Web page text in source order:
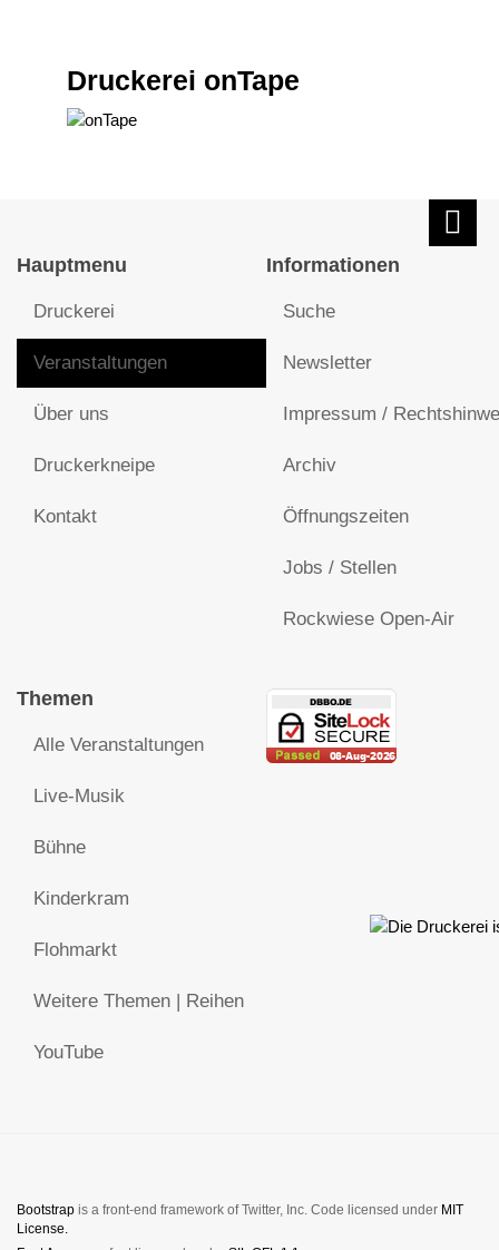
Druckerei onTape
Hauptmenu
Druckerei
Veranstaltungen
Über uns
Druckerkneipe
Kontakt
Informationen
Suche
Newsletter
Impressum /
Archiv
Öffnungszeiten
Jobs / Stellen
Rockwiese Open-Air
Themen
Alle Veranstaltungen
Live-Musik
Bühne
Kinderkram
Flohmarkt
Weitere Themen | Reihen
YouTube
Bootstrap is a front-end framework of Twitter, Inc. Code licensed under MIT
License.